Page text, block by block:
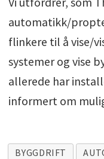
automatikk/
flinkere til å vise/
systemer og vise
allerede har
informert om
BYGGDRIFT